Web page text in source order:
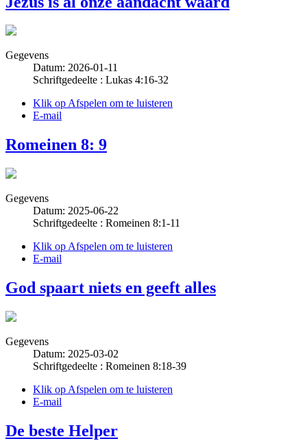
Gegevens
Datum: 2026-01-11
Schriftgedeelte : Lukas 4:16-32
Klik op Afspelen om te luisteren
E-mail
Romeinen 8: 9
Gegevens
Datum: 2025-06-22
Schriftgedeelte : Romeinen 8:1-11
Klik op Afspelen om te luisteren
E-mail
God spaart niets en geeft alles
Gegevens
Datum: 2025-03-02
Schriftgedeelte : Romeinen 8:18-39
Klik op Afspelen om te luisteren
E-mail
De beste Helper